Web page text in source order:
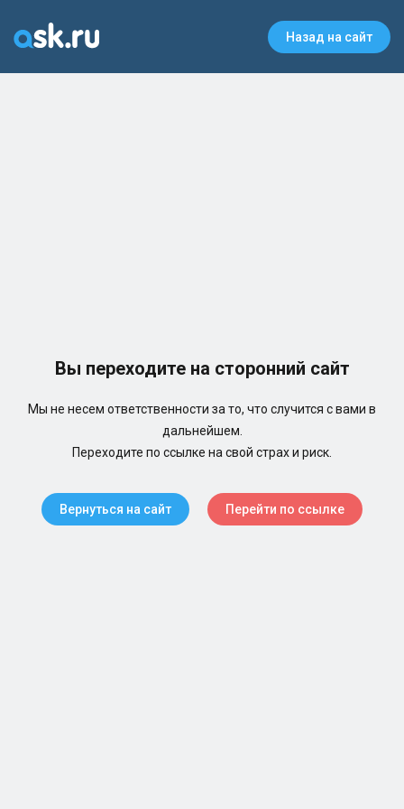
Назад на сайт
Вы переходите на сторонний сайт
Мы не несем ответственности за то, что случится с вами в
дальнейшем.
Переходите по ссылке на свой страх и риск.
Вернуться на сайт Перейти по ссылке